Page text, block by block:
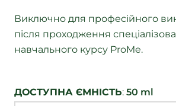
Виключно для професійного
після проходження
навчального курсу ProMe.
ДОСТУПНА ЄМНІСТЬ: 50 ml